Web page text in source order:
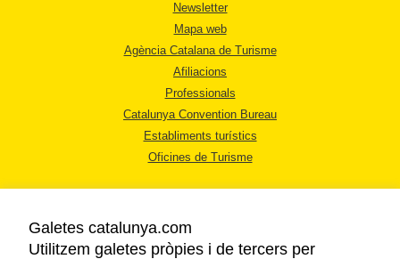
Newsletter
Mapa web
Agència Catalana de Turisme
Afiliacions
Professionals
Catalunya Convention Bureau
Establiments turístics
Oficines de Turisme
Galetes catalunya.com
Utilitzem galetes pròpies i de tercers per